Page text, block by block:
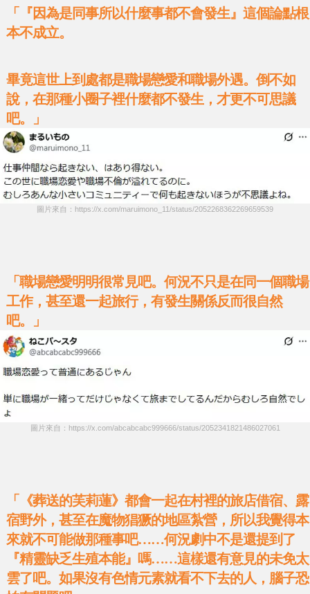
「『因為是同事所以什麼事都不會發生』這個論點根
本不成立。
畢竟這世上到處都是職場戀愛和職場外遇。倒不如
說，在那種小圈子裡什麼都不發生，才更不可思議
吧。」
圖片來自：https://x.com/maruimono_11/status/2052268362269659539
「職場戀愛明明很常見吧。何況不只是在同一個職場
工作，甚至還一起旅行，有發生關係反而很自然
吧。」
圖片來自：https://x.com/abcabcabc999666/status/2052341821486027061
「《葬送的芙莉蓮》都會一起在村裡的旅店借宿、露
宿野外，甚至在魔物猖獗的地區紮營，所以我覺得本
來就不可能做那種事吧……何況劇中不是還提到了
『精靈缺乏生殖本能』嗎……這樣還有意見的未免太
雲了吧。如果沒有色情元素就看不下去的人，腦子恐